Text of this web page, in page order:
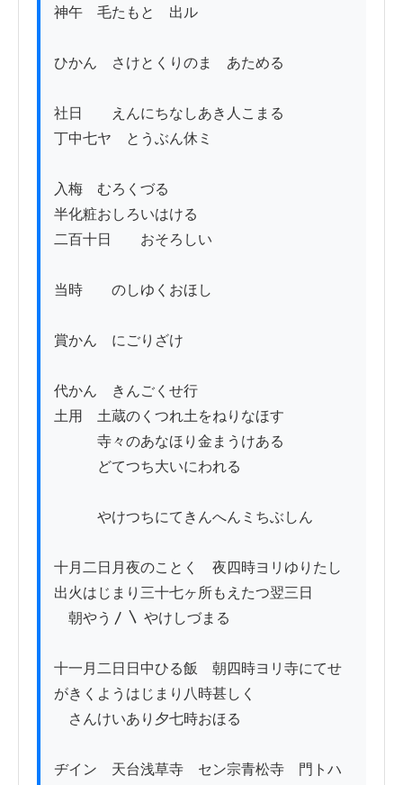
神午　毛たもとゟ出ル
ひかん　さけとくりのまゝあためる
社日　　えんにちなしあき人こまる
丁中七ヤ　とうぶん休ミ
入梅　むろくづるゝ
半化粧おしろいはける
二百十日　ゟおそろしい
当時　　のしゆくおほし
賞かん　にごりざけ
代かん　きんごくせ行
土用　土蔵のくつれ土をねりなほす
寺々のあなほり金まうけある
どてつち大いにわれる
やけつちにてきんへんミちぶしん
十月二日月夜のことく　夜四時ヨリゆりたし
出火はじまり三十七ヶ所もえたつ翌三日
朝やう〳〵 やけしづまる
十一月二日日中ひる飯　朝四時ヨリ寺にてせ
がきくようはじまり八時甚しく
さんけいあり夕七時おほる
ヂイン　天台浅草寺　セン宗青松寺　門トハ